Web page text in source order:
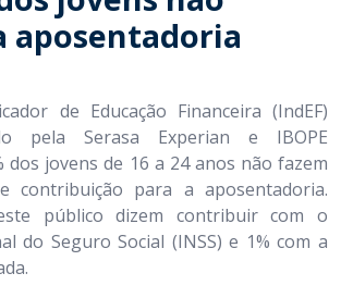
aposentadoria
de Educação Financeira (IndEF)
pela Serasa Experian e IBOPE
dos jovens de 16 a 24 anos não fazem
contribuição para a aposentadoria.
público dizem contribuir com o
do Seguro Social (INSS) e 1% com a